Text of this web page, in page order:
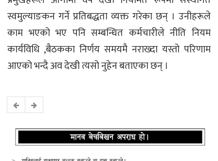
स्वमुल्याङकन गर्ने प्रतिबद्धता व्यक्त गरेका छन् । उनीहरूले
काम भएको भए पनि सम्बन्धित कर्मचारीले नीति नियम
कार्यविधि ,बैठकका निर्णय समयमै नराख्दा यस्तो परिणाम
आएको भन्दै अव देखी त्यसो नुहेन बताएका छन् ।